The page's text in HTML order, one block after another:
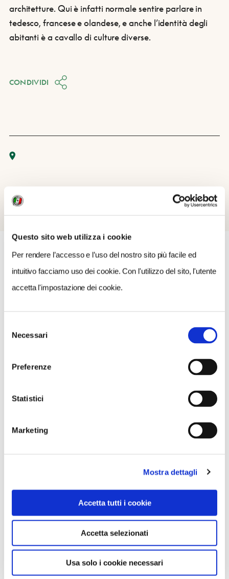
Questo sito web utilizza i cookie
Per rendere l’accesso e l’uso del nostro sito più facile ed
intuitivo facciamo uso dei cookie. Con l'utilizzo del sito, l'utente
accetta l'impostazione dei cookie.
delNecessari
Preferenze
Statistici
Marketing
Mostra dettagli
Accetta tutti i cookie
Accetta selezionati
Usa solo i cookie necessari
architetture. Qui è infatti normale sentire parlare in
tedesco, francese e olandese, e anche l’identità degli
abitanti è a cavallo di culture diverse.
CONDIVIDI